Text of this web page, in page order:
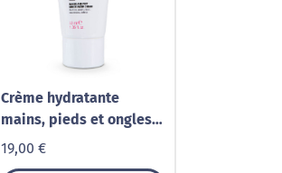
Crème hydratante
mains, pieds et ongles -
soin absolu
19,00 €